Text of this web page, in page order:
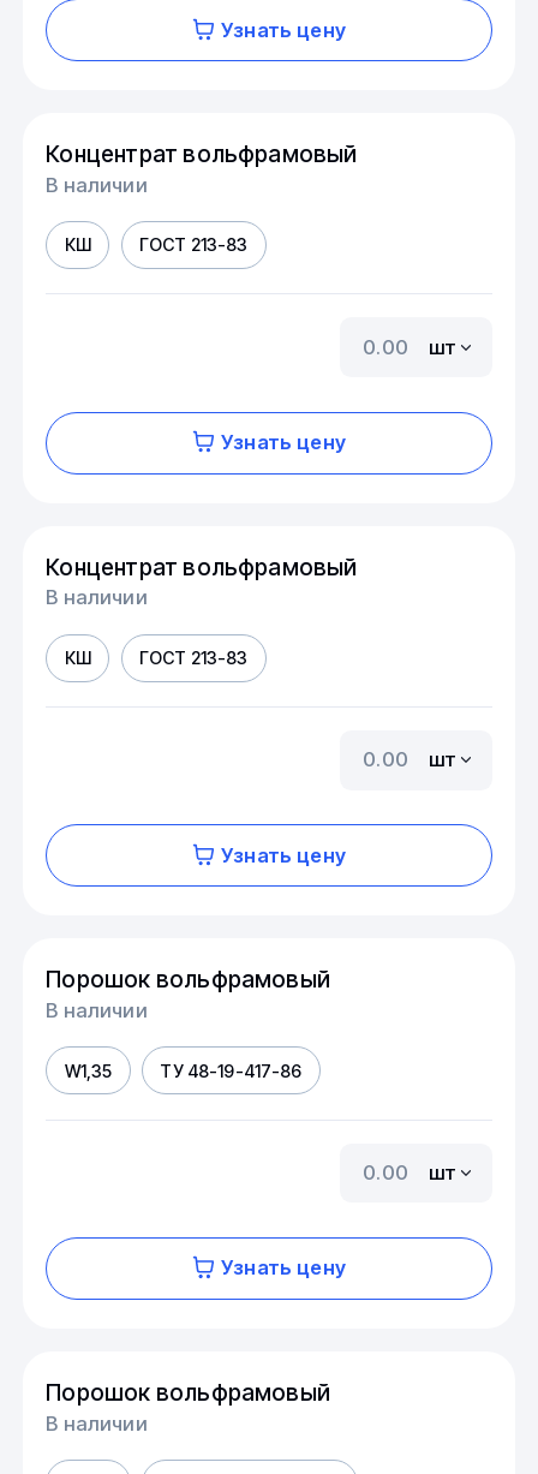
Узнать цену
Концентрат вольфрамовый
В наличии
КШ ГОСТ 213-83
шт
Узнать цену
Концентрат вольфрамовый
В наличии
КШ ГОСТ 213-83
шт
Узнать цену
Порошок вольфрамовый
В наличии
W1,35 ТУ 48-19-417-86
шт
Узнать цену
Порошок вольфрамовый
В наличии